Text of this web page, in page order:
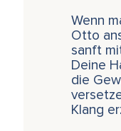
Wenn
Otto
sanft
Deine
die
Klang